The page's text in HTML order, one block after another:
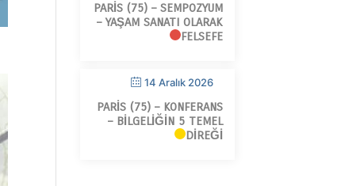
PARIS (75) – SEMPOZYUM
– YAŞAM SANATI OLARAK
FELSEFE
14 Aralık 2026
PARIS (75) – KONFERANS
– BILGELIĞIN 5 TEMEL
DIREĞI